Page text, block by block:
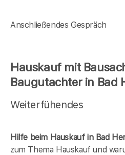
Anschließendes Gespräch
Hauskauf mit
Baugutachter in Bad
Weiterfühendes
Hilfe beim Hauskauf in Bad
zum Thema Hauskauf und